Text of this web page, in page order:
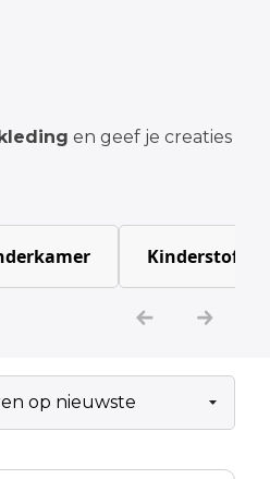
en geef je creaties
Kinderstoffen